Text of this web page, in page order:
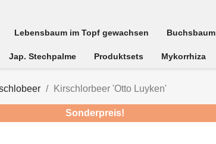
Lebensbaum im Topf gewachsen Buchsbaum
Jap. Stechpalme Produktsets Mykorrhiza
Kirschlorbeer 'Otto Luyken'
Sonderpreis!